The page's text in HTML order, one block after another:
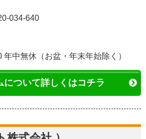
034-640
中無休（お盆・年末年始除く）
について詳しくはコチラ